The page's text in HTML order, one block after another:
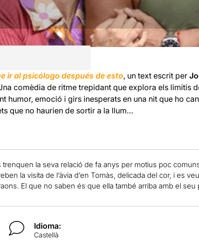
ir al psicólogo después de esto, un text escrit per
comèdia de ritme trepidant que explora els limitis
humor, emoció i girs inesperats en una nit que ho
que no haurien de sortir a la llum…
trenquen la seva relació de fa anys per motius poc
la visita de l’àvia d’en Tomàs, delicada del cor, i es
El que no saben és que ella també arriba amb el seu
Idioma:
Castellà